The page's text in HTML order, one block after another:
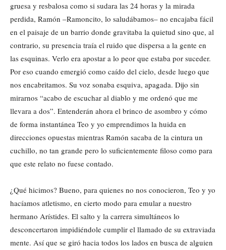
gruesa y resbalosa como si sudara las 24 horas y la mirada
perdida, Ramón –Ramoncito, lo saludábamos– no encajaba fácil
en el paisaje de un barrio donde gravitaba la quietud sino que, al
contrario, su presencia traía el ruido que dispersa a la gente en
las esquinas. Verlo era apostar a lo peor que estaba por suceder.
Por eso cuando emergió como caído del cielo, desde luego que
nos encabritamos. Su voz sonaba esquiva, apagada. Dijo sin
mirarnos “acabo de escuchar al diablo y me ordenó que me
llevara a dos”. Entenderán ahora el brinco de asombro y cómo
de forma instantánea Teo y yo emprendimos la huida en
direcciones opuestas mientras Ramón sacaba de la cintura un
cuchillo, no tan grande pero lo suficientemente filoso como para
que este relato no fuese contado.
¿Qué hicimos? Bueno, para quienes no nos conocieron, Teo y yo
hacíamos atletismo, en cierto modo para emular a nuestro
hermano Arístides. El salto y la carrera simultáneos lo
desconcertaron impidiéndole cumplir el llamado de su extraviada
mente. Así que se giró hacia todos los lados en busca de alguien